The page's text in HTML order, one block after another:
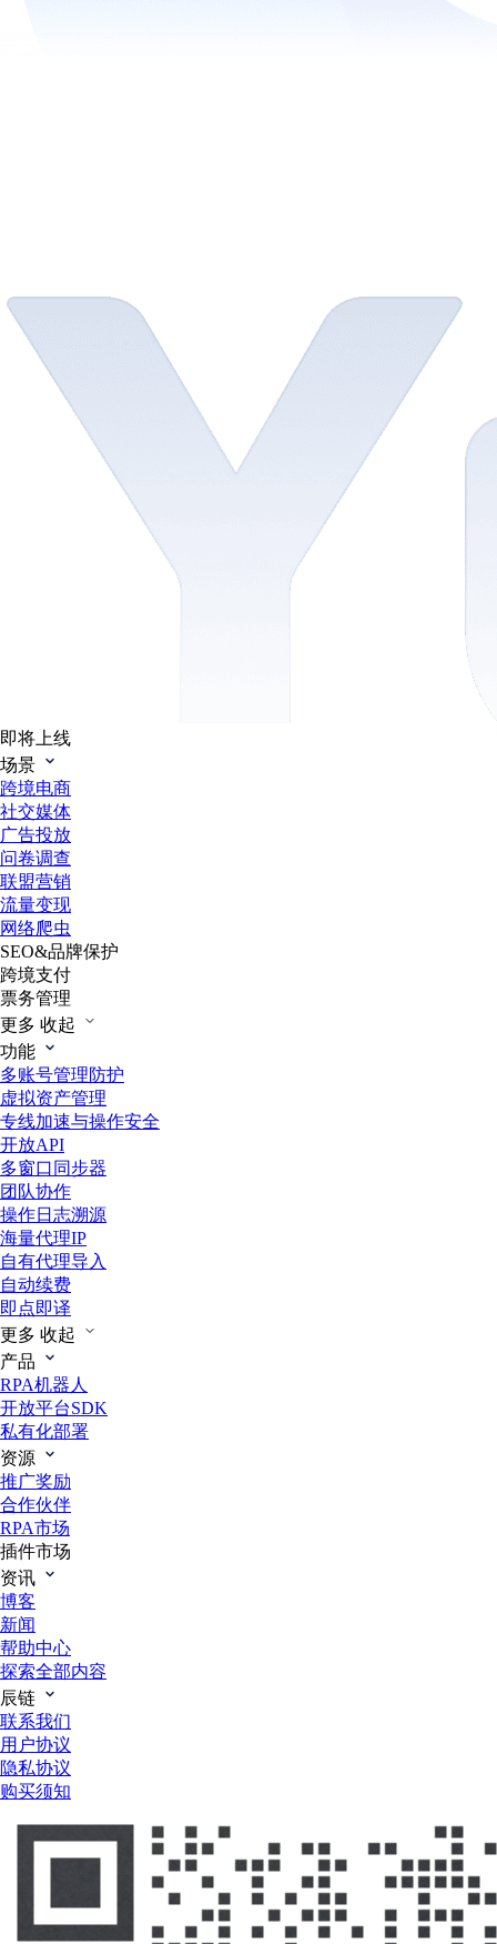
即将上线
场景
跨境电商
社交媒体
广告投放
问卷调查
联盟营销
流量变现
网络爬虫
SEO&品牌保护
跨境支付
票务管理
更多 收起
功能
多账号管理防护
虚拟资产管理
专线加速与操作安全
开放API
多窗口同步器
团队协作
操作日志溯源
海量代理IP
自有代理导入
自动续费
即点即译
更多 收起
产品
RPA机器人
开放平台SDK
私有化部署
资源
推广奖励
合作伙伴
RPA市场
插件市场
资讯
博客
新闻
帮助中心
探索全部内容
辰链
联系我们
用户协议
隐私协议
购买须知